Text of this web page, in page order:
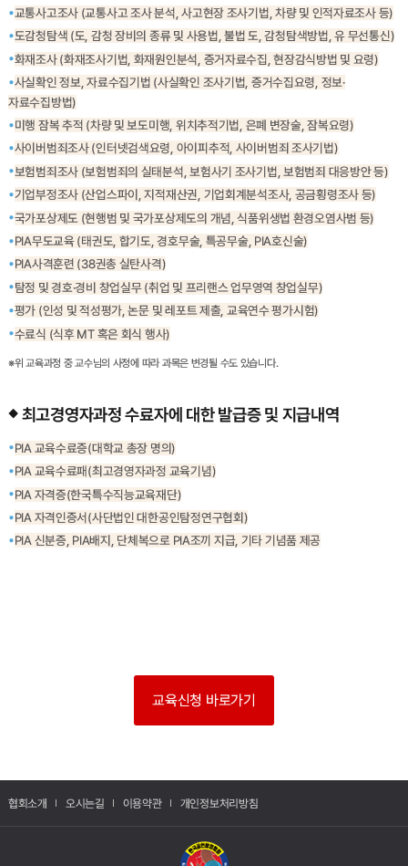
교통사고조사 (교통사고 조사 분석, 사고현장 조사기법, 차량 및 인적자료조사 등)
도감청탐색 (도, 감청 장비의 종류 및 사용법, 불법 도, 감청탐색방법, 유 무선통신)
화재조사 (화재조사기법, 화재원인분석, 증거자료수집, 현장감식방법 및 요령)
사실확인 정보, 자료수집기법 (사실확인 조사기법, 증거수집요령, 정보·
자료수집방법)
미행 잠복 추적 (차량 및 보도미행, 위치추적기법, 은폐 변장술, 잠복요령)
사이버범죄조사 (인터넷검색요령, 아이피추적, 사이버범죄 조사기법)
보험범죄조사 (보험범죄의 실태분석, 보험사기 조사기법, 보험범죄 대응방안 등)
기업부정조사 (산업스파이, 지적재산권, 기업회계분석조사, 공금횡령조사 등)
국가포상제도 (현행범 및 국가포상제도의 개념, 식품위생법 환경오염사범 등)
PIA무도교육 (태권도, 합기도, 경호무술, 특공무술, PIA호신술)
PIA사격훈련 (38권총 실탄사격)
탐정 및 경호·경비 창업실무 (취업 및 프리랜스 업무영역 창업실무)
평가 (인성 및 적성평가, 논문 및 레포트 제출, 교육연수 평가시험)
수료식 (식후 MT 혹은 회식 행사)
※위 교육과정 중 교수님의 사정에 따라 과목은 변경될 수도 있습니다.
최고경영자과정 수료자에 대한 발급증 및 지급내역
PIA 교육수료증(대학교 총장 명의)
PIA 교육수료패(최고경영자과정 교육기념)
PIA 자격증(한국특수직능교육재단)
PIA 자격인증서(사단법인 대한공인탐정연구협회)
PIA 신분증, PIA배지, 단체복으로 PIA조끼 지급, 기타 기념품 제공
교육신청 바로가기
협회소개 오시는길 이용약관 개인정보처리방침